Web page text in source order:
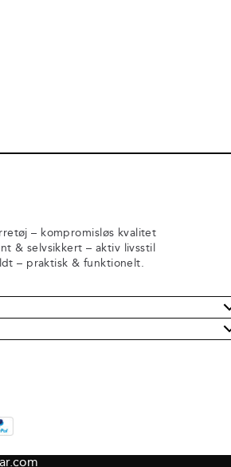
– kompromisløs kvalitet
& selvsikkert – aktiv livsstil
– praktisk & funktionelt.